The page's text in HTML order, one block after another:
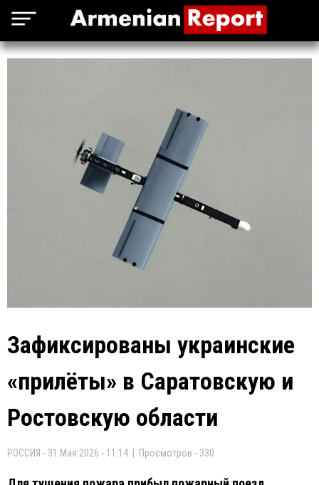
Зафиксированы украинские
«прилёты» в Саратовскую и
Ростовскую области
РОССИЯ - 31 Мая 2026 - 11:14 | Просмотров - 330